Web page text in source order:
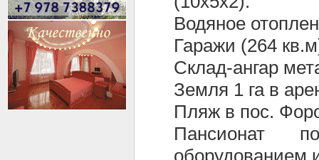
Водяное
Гаражи (264
Склад-ангар
Земля 1 га в
Пляж в пос.
Пансионат
оборудованием